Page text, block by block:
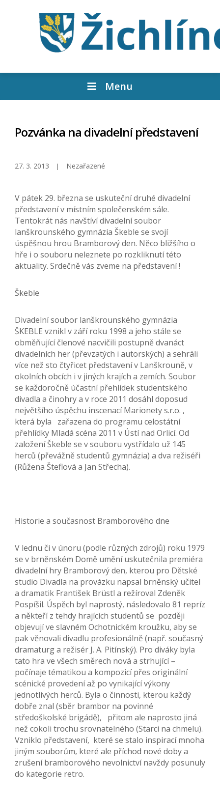
Menu
Pozvánka na divadelní představení
27. 3. 2013 Nezařazené
V pátek 29. března se uskuteční druhé divadelní
představení v místním společenském sále.
Tentokrát nás navštíví divadelní soubor
lanškrounského gymnázia Škeble se svojí
úspěšnou hrou Bramborový den. Něco bližšího o
hře i o souboru neleznete po rozkliknutí této
aktuality. Srdečně vás zveme na představení !
Škeble
Divadelní soubor lanškrounského gymnázia
ŠKEBLE vznikl v září roku 1998 a jeho stále se
obměňující členové nacvičili postupně dvanáct
divadelních her (převzatých i autorských) a sehráli
více než sto čtyřicet představení v Lanškrouně, v
okolních obcích i v jiných krajích a zemích. Soubor
se každoročně účastní přehlídek studentského
divadla a činohry a v roce 2011 dosáhl doposud
největšího úspěchu inscenací Marionety s.r.o. ,
která byla zařazena do programu celostátní
přehlídky Mladá scéna 2011 v Ústí nad Orlicí. Od
založení Škeble se v souboru vystřídalo už 145
herců (převážně studentů gymnázia) a dva režiséři
(Růžena Šteflová a Jan Střecha).
Historie a současnost Bramborového dne
V lednu či v únoru (podle různých zdrojů) roku 1979
se v brněnském Domě umění uskutečnila premiéra
divadelní hry Bramborový den, kterou pro Dětské
studio Divadla na provázku napsal brněnský učitel
a dramatik František Brüstl a režíroval Zdeněk
Pospíšil. Úspěch byl naprostý, následovalo 81 repríz
a někteří z tehdy hrajících studentů se později
objevují ve slavném Ochotnickém kroužku, aby se
pak věnovali divadlu profesionálně (např. současný
dramaturg a režisér J. A. Pitínský). Pro diváky byla
tato hra ve všech směrech nová a strhující –
počínaje tématikou a kompozicí přes originální
scénické provedení až po vynikající výkony
jednotlivých herců. Byla o činnosti, kterou každý
dobře znal (sběr brambor na povinné
středoškolské brigádě), přitom ale naprosto jiná
než cokoli trochu srovnatelného (Starci na chmelu).
Vzniklo představení, které se stalo inspirací mnoha
jiným souborům, které ale příchod nové doby a
zrušení bramborového nevolnictví navždy posunuly
do kategorie retro.